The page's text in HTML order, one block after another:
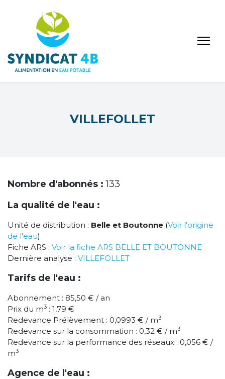
VILLEFOLLET
Nombre d'abonnés :133
La qualité de l'eau :
Unité de distribution : Belle et Boutonne (Voir l'origine
de l'eau)
Fiche ARS : Voir la fiche ARS BELLE ET BOUTONNE
Dernière analyse : VILLEFOLLET
Tarifs de l'eau :
Abonnement : 85,50 € / an
Prix du m3 : 1,79 €
Redevance Prélèvement : 0,0993 € / m3
Redevance sur la consommation : 0,32 € / m3
Redevance sur la performance des réseaux : 0,056 € /
m3
Agence de l'eau :